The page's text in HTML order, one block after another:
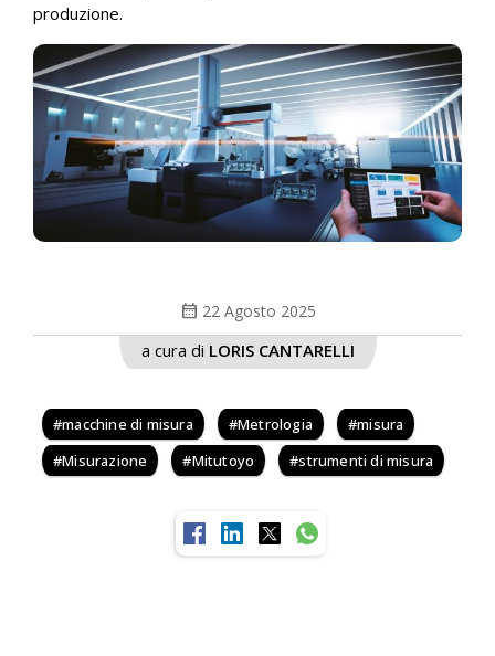
produzione.
calendar_month 22 Agosto 2025
a cura di LORIS CANTARELLI
macchine di misura Metrologia
misura
Misurazione
Mitutoyo strumenti di misura